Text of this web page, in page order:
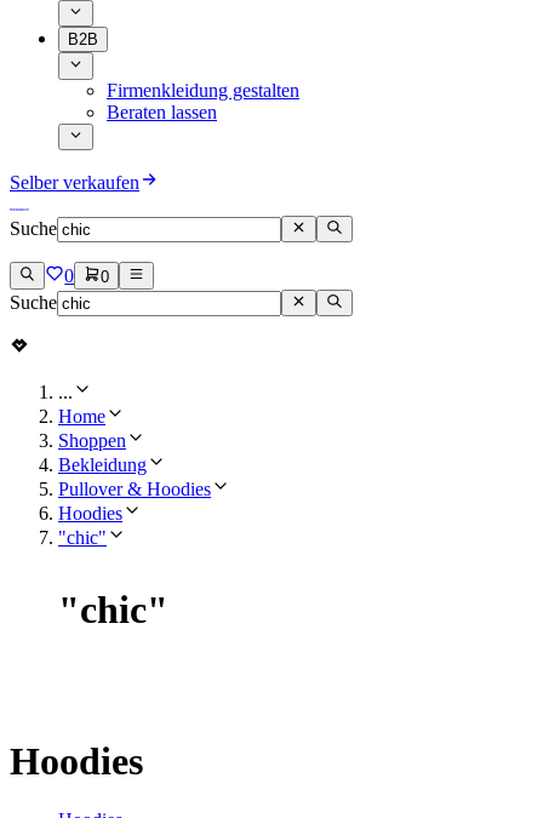
B2B
Firmenkleidung gestalten
Beraten lassen
Selber verkaufen
Suche
0 0
Suche
...
Home
Shoppen
Bekleidung
Pullover & Hoodies
Hoodies
"chic"
"chic"
Hoodies